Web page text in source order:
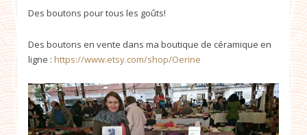
Des boutons pour tous les goûts!
Des boutons en vente dans ma boutique de céramique en
ligne : https://www.etsy.com/shop/Oerine